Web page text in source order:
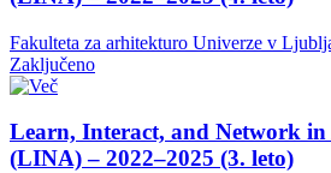
Fakulteta za arhitekturo Univerze v
Zaključeno
Learn, Interact, and Network in
(LINA) – 2022–2025 (3. leto)